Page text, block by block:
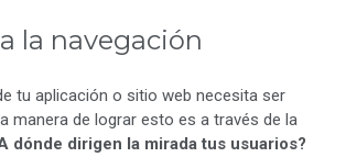
la navegación
tu aplicación o sitio web necesita ser
manera de lograr esto es a través de la
dónde dirigen la mirada tus usuarios?